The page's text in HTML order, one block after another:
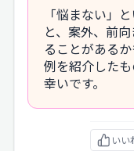
「悩まない」
と、案外、前
ることがある
例を紹介した
幸いです。
いい